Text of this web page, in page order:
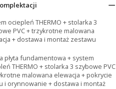
ociepleń THERMO + stolarka 3
PVC + trzykrotne malowana
+ dostawa i montaż zestawu
płyta fundamentowa + system
THERMO + stolarka 3 szybowe PVC
malowana elewacja + pokrycie
i orynnowanie + dostawa i montaż